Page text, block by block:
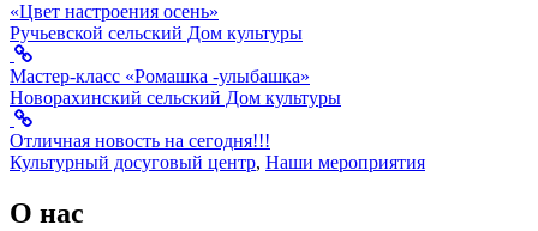
«Цвет настроения осень»
Ручьевской сельский Дом культуры
Мастер-класс «Ромашка -улыбашка»
Новорахинский сельский Дом культуры
Отличная новость на сегодня!!!
Культурный досуговый центр, Наши мероприятия
О нас